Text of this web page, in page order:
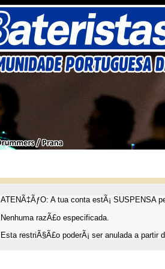
ATENÃ‡ÃƒO: A tua conta estÃ¡ SUSPENSA
Nenhuma razÃ£o especificada.
Esta restriÃ§Ã£o poderÃ¡ ser anulada a partir